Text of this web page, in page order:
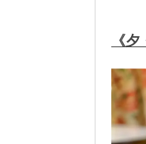
《